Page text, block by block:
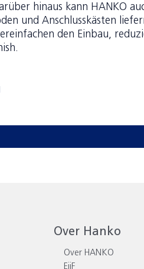
hinaus kann HANKO
und Anschlusskästen
den Einbau,
Over Hanko
Over HANKO
EiiF